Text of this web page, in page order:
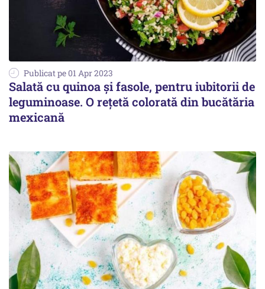
Publicat pe 01 Apr 2023
Salată cu quinoa și fasole, pentru iubitorii de
leguminoase. O rețetă colorată din bucătăria
mexicană